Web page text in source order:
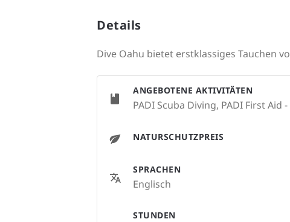
Details
Dive Oahu bietet erstklassiges Tauchen
ANGEBOTENE AKTIVITÄTEN
PADI Scuba Diving, PADI First Aid -
NATURSCHUTZPREIS
SPRACHEN
Englisch
STUNDEN